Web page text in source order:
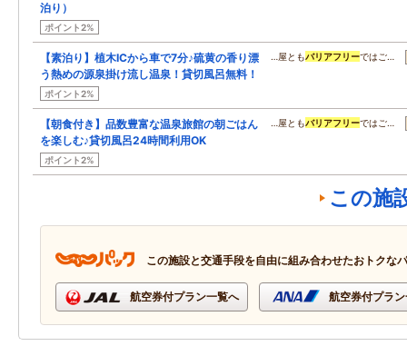
泊り）
ポイント2%
【素泊り】植木ICから車で7分♪硫黄の香り漂
う熱めの源泉掛け流し温泉！貸切風呂無料！
ポイント2%
…屋ともバリアフリーではご…
【朝食付き】品数豊富な温泉旅館の朝ごはん
を楽しむ♪貸切風呂24時間利用OK
ポイント2%
…屋ともバリアフリーではご…
この施
この施設と交通手段を自由に組み合わせたおトクな
航空券付プラン一覧へ 航空券付プラ